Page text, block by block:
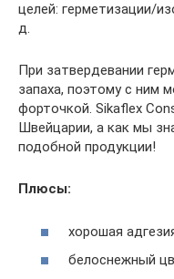
целей: герметизации/
д.
При затвердевании
запаха, поэтому с ним
форточкой. Sikaflex
Швейцарии, а как мы
подобной продукции!
Плюсы:
хорошая
белоснежный